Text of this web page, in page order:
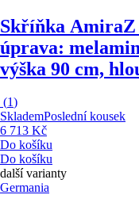
Skříňka Amira
úprava:
výška 90 cm,
(1)
SklademPoslední kousek
6 713 Kč
Do košíku
Do košíku
další varianty
Germania